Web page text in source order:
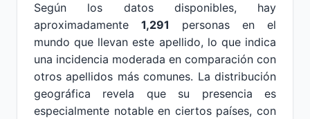
Según los datos disponibles, hay
aproximadamente 1,291 personas en el
mundo que llevan este apellido, lo que indica
una incidencia moderada en comparación con
otros apellidos más comunes. La distribución
geográfica revela que su presencia es
especialmente notable en ciertos países, con